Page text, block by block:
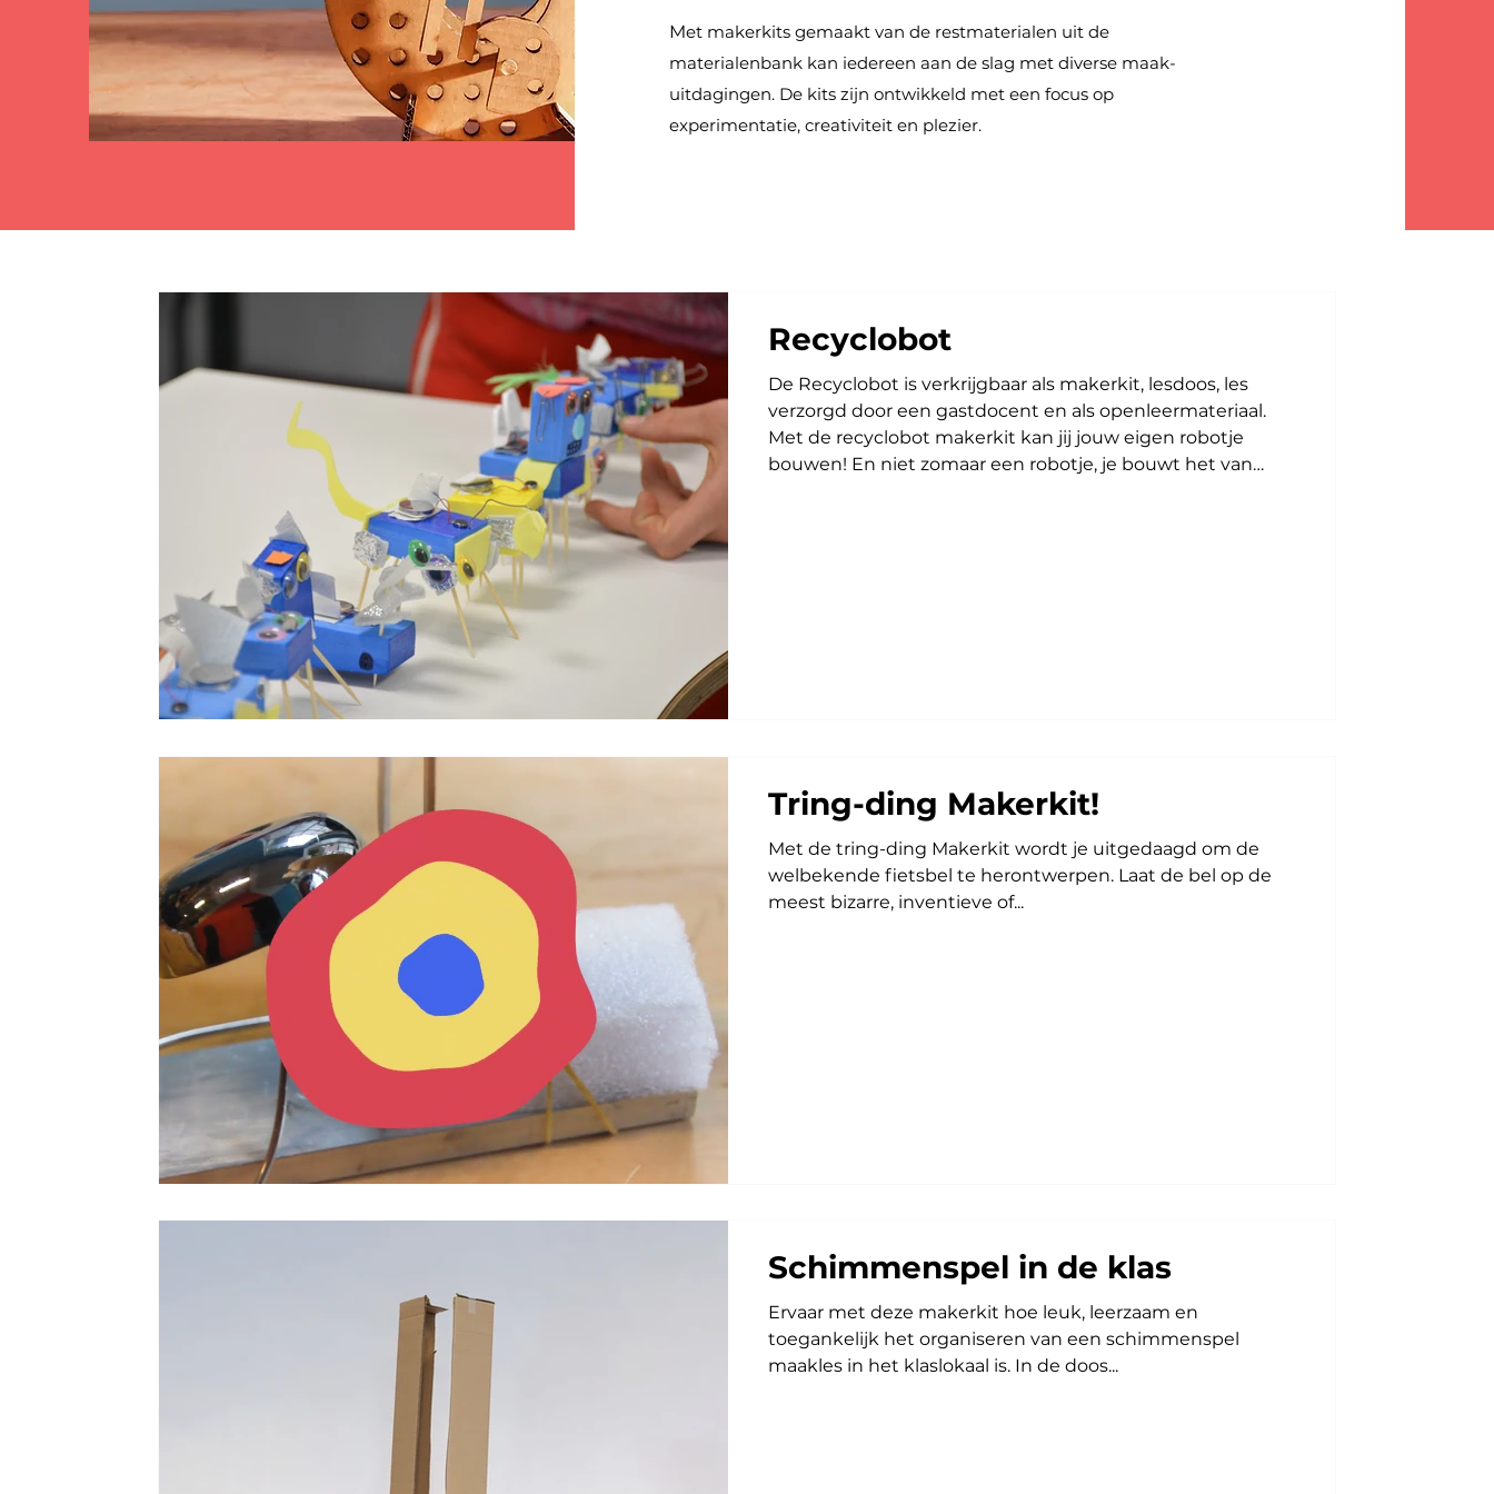
Met makerkits gemaakt van de restmaterialen uit de
materialenbank kan iedereen aan de slag met diverse maak-
uitdagingen. De kits zijn ontwikkeld met een focus op
experimentatie, creativiteit en plezier.
Recyclobot
De Recyclobot is verkrijgbaar als makerkit, lesdoos, les
verzorgd door een gastdocent en als openleermateriaal.
Met de recyclobot makerkit kan jij jouw eigen robotje
bouwen! En niet zomaar een robotje, je bouwt het van
Tring-ding Makerkit!
Met de tring-ding Makerkit wordt je uitgedaagd om de
welbekende fietsbel te herontwerpen. Laat de bel op de
meest bizarre, inventieve of...
Schimmenspel in de klas
Ervaar met deze makerkit hoe leuk, leerzaam en
toegankelijk het organiseren van een schimmenspel
maakles in het klaslokaal is. In de doos...